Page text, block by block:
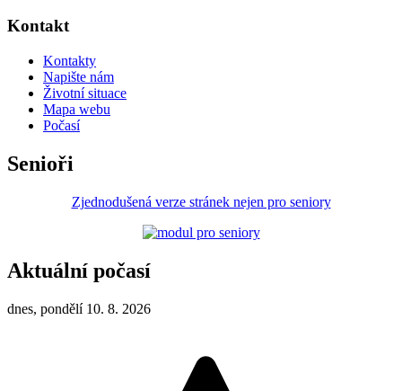
Kontakt
Kontakty
Napište nám
Životní situace
Mapa webu
Počasí
Senioři
Zjednodušená verze stránek nejen pro seniory
Aktuální počasí
dnes, pondělí 10. 8. 2026